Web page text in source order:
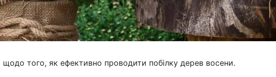
того, як ефективно проводити побілку дерев восени.